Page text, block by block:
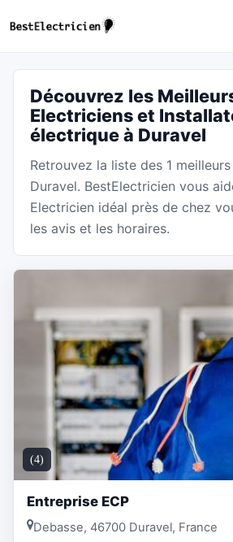
Découvrez les
Electriciens et
électrique à Duravel
Retrouvez la liste des 1
Duravel. BestElectricien vous
Electricien idéal près de chez
les avis et les horaires.
(4)
Entreprise ECP
Debasse, 46700 Duravel, France